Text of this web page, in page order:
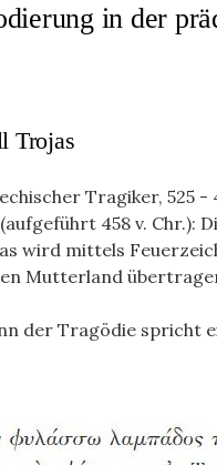
in der
Trojas
Tragiker, 525 -
458 v. Chr.):
wird mittels
Mutterland
der Tragödie spricht